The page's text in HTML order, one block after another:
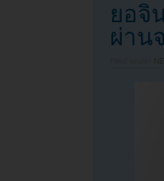
ยอจิ
ผ่าน